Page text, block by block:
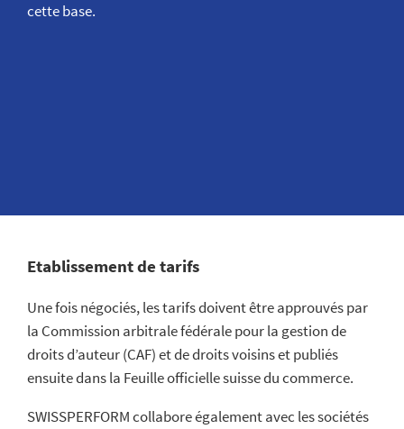
cette base.
Etablissement de tarifs
Une fois négociés, les tarifs doivent être approuvés par
la Commission arbitrale fédérale pour la gestion de
droits d’auteur (CAF) et de droits voisins et publiés
ensuite dans la Feuille officielle suisse du commerce.
SWISSPERFORM collabore également avec les sociétés